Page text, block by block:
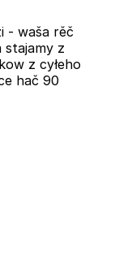
- waša rěč
stajamy z
z cyłeho
hač 90